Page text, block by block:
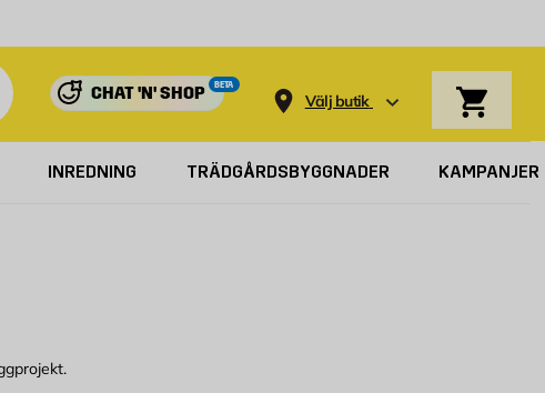
CHAT 'N' SHOP
BETA
Välj butik
INREDNING TRÄDGÅRDSBYGGNADER KAMPANJER